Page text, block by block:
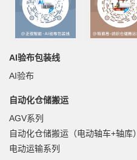
AI验布包装线
AI验布
自动化仓储搬运
AGV系列
自动化仓储搬运（电动轴车+轴库）
电动运输系列